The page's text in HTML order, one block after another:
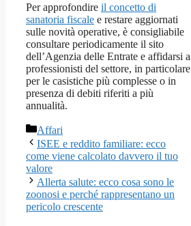
Per approfondire il concetto di
sanatoria fiscale e restare aggiornati
sulle novità operative, è consigliabile
consultare periodicamente il sito
dell’Agenzia delle Entrate e affidarsi a
professionisti del settore, in particolare
per le casistiche più complesse o in
presenza di debiti riferiti a più
annualità.
Categorie
Affari
ISEE e reddito familiare: ecco
come viene calcolato davvero il tuo
valore
Allerta salute: ecco cosa sono le
zoonosi e perché rappresentano un
pericolo crescente